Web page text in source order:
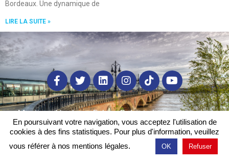
Bordeaux. Une dynamique de
LIRE LA SUITE »
Mentions légales– Fabien Robert, droits réservés.
En poursuivant votre navigation, vous acceptez l'utilisation de
cookies à des fins statistiques. Pour plus d'information, veuillez
vous référer à nos mentions légales.
OK Refuser